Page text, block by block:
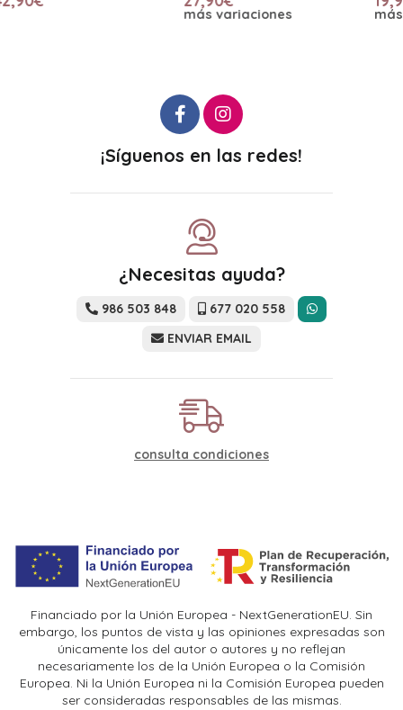
más variaciones
¡Síguenos en las redes!
¿Necesitas ayuda?
986 503 848
677 020 558
ENVIAR EMAIL
consulta condiciones
Financiado por la Unión Europea - NextGenerationEU. Sin
embargo, los puntos de vista y las opiniones expresadas son
únicamente los del autor o autores y no reflejan
necesariamente los de la Unión Europea o la Comisión
Europea. Ni la Unión Europea ni la Comisión Europea pueden
ser consideradas responsables de las mismas.